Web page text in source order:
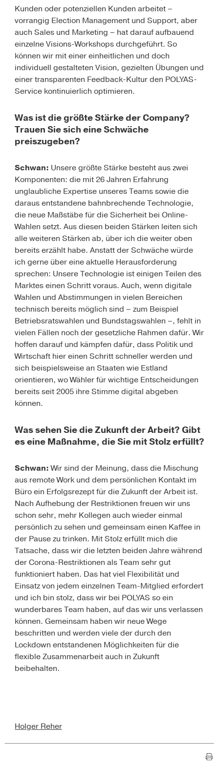
Kunden oder potenziellen Kunden arbeitet –
vorrangig Election Management und Support, aber
auch Sales und Marketing – hat darauf aufbauend
einzelne Visions-Workshops durchgeführt. So
können wir mit einer einheitlichen und doch
individuell gestalteten Vision, gezielten Übungen und
einer transparenten Feedback-Kultur den POLYAS-
Service kontinuierlich optimieren.
Was ist die größte Stärke der Company?
Trauen Sie sich eine Schwäche
preiszugeben?
Schwan: Unsere größte Stärke besteht aus zwei
Komponenten: die mit 26 Jahren Erfahrung
unglaubliche Expertise unseres Teams sowie die
daraus entstandene bahnbrechende Technologie,
die neue Maßstäbe für die Sicherheit bei Online-
Wahlen setzt. Aus diesen beiden Stärken leiten sich
alle weiteren Stärken ab, über ich die weiter oben
bereits erzählt habe. Anstatt der Schwäche würde
ich gerne über eine aktuelle Herausforderung
sprechen: Unsere Technologie ist einigen Teilen des
Marktes einen Schritt voraus. Auch, wenn digitale
Wahlen und Abstimmungen in vielen Bereichen
technisch bereits möglich sind – zum Beispiel
Betriebsratswahlen und Bundstagswahlen –, fehlt in
vielen Fällen noch der gesetzliche Rahmen dafür. Wir
hoffen darauf und kämpfen dafür, dass Politik und
Wirtschaft hier einen Schritt schneller werden und
sich beispielsweise an Staaten wie Estland
orientieren, wo Wähler für wichtige Entscheidungen
bereits seit 2005 ihre Stimme digital abgeben
können.
Was sehen Sie die Zukunft der Arbeit? Gibt
es eine Maßnahme, die Sie mit Stolz erfüllt?
Schwan:Wir sind der Meinung, dass die Mischung
aus remote Work und dem persönlichen Kontakt im
Büro ein Erfolgsrezept für die Zukunft der Arbeit ist.
Nach Aufhebung der Restriktionen freuen wir uns
schon sehr, mehr Kollegen auch wieder einmal
persönlich zu sehen und gemeinsam einen Kaffee in
der Pause zu trinken. Mit Stolz erfüllt mich die
Tatsache, dass wir die letzten beiden Jahre während
der Corona-Restriktionen als Team sehr gut
funktioniert haben. Das hat viel Flexibilität und
Einsatz von jedem einzelnen Team-Mitglied erfordert
und ich bin stolz, dass wir bei POLYAS so ein
wunderbares Team haben, auf das wir uns verlassen
können. Gemeinsam haben wir neue Wege
beschritten und werden viele der durch den
Lockdown entstandenen Möglichkeiten für die
flexible Zusammenarbeit auch in Zukunft
beibehalten.
Holger Reher